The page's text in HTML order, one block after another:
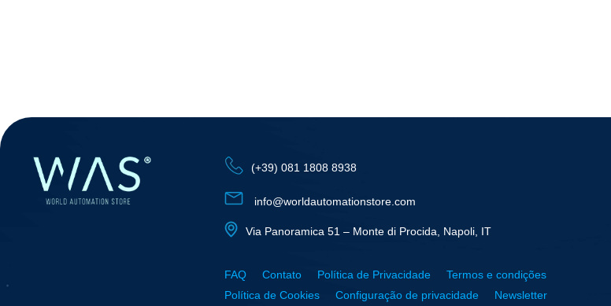
(+39) 081 1808 8938
info@worldautomationstore.com
Via Panoramica 51 – Monte di Procida, Napoli, IT
FAQ Contato Política de Privacidade
Termos e condições
Política de Cookies
Configuração de privacidade Newsletter